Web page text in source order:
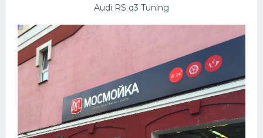
Audi RS q3 Tuning